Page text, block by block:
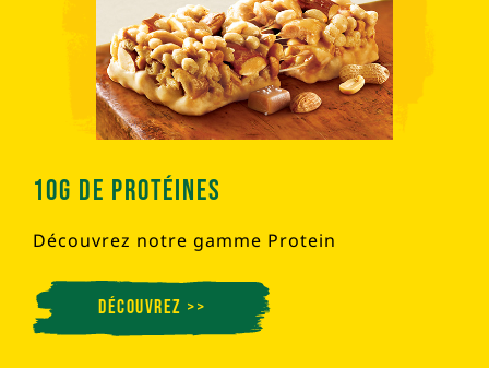
10g de Protéines
Découvrez notre gamme Protein
Découvrez >>